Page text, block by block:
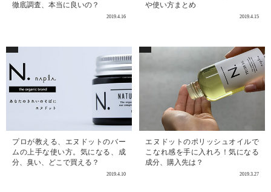
徹底調査、本当に良いの？
2019.4.16
や使い方まとめ
2019.4.15
プロが教える、エヌドットのバー
ムの上手な使い方。気になる、成
分、臭い、どこで買える？
2019.4.10
エヌドットのポリッシュオイルで
こなれ感を手に入れろ！気になる
成分、購入先は？
2019.3.27